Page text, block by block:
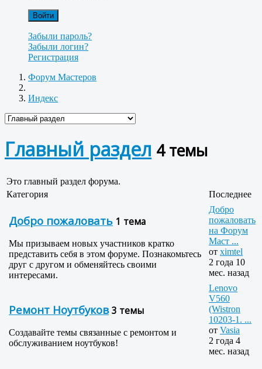
Войти
Забыли пароль?
Забыли логин?
Регистрация
Форум Мастеров
Индекс
Главный раздел 4 темы
Это главный раздел форума.
Категория
Последнее
Добро пожаловать 1 тема
Мы призываем новых участников кратко
представить себя в этом форуме. Познакомьтесь
друг с другом и обменяйтесь своими
интересами.
Добро
пожаловать
на Форум
Маст ...
от ximtel
2 года 10
мес. назад
Ремонт Ноутбуков 3 темы
Создавайте темы связанные с ремонтом и
обслуживанием ноутбуков!
Lenovo
V560
(Wistron
10203-1. ...
от Vasia
2 года 4
мес. назад